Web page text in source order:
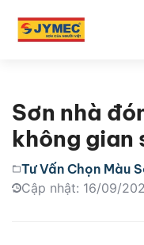
Sơn nhà
không gian
Tư Vấn Chọn Màu
Cập nhật: 16/09/